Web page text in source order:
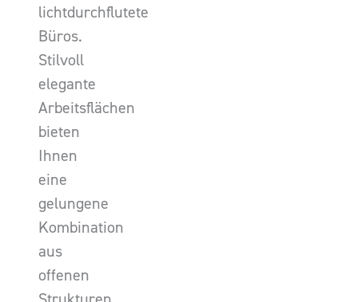
lichtdurchflutete
Büros.
Stilvoll
elegante
Arbeitsflächen
bieten
Ihnen
eine
gelungene
Kombination
aus
offenen